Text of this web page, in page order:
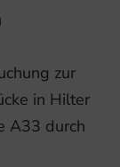
zur
in Hilter
A33 durch